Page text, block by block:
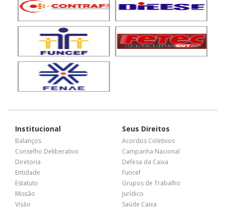
Institucional
Balanços
Conselho Deliberativo
Diretoria
Entidade
Estatuto
Missão
Visão
Seus Direitos
Acordos Coletivos
Campanha Nacional
Defesa da Caixa
Funcef
Grupos de Trabalho
Jurídico
Saúde Caixa